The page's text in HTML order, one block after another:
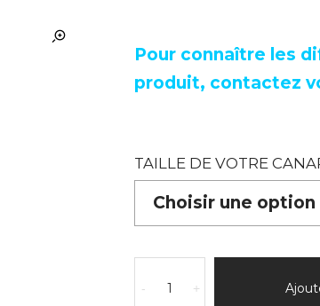
Pour connaître les
produit, contactez
TAILLE DE VOTRE
de
+
-